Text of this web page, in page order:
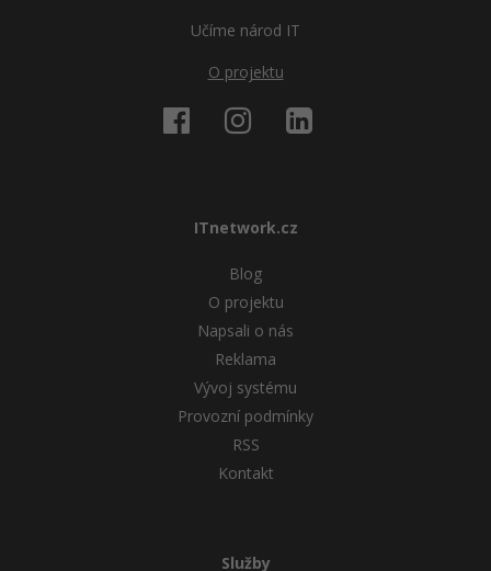
Učíme národ IT
O projektu
ITnetwork.cz
Blog
O projektu
Napsali o nás
Reklama
Vývoj systému
Provozní podmínky
RSS
Kontakt
Služby